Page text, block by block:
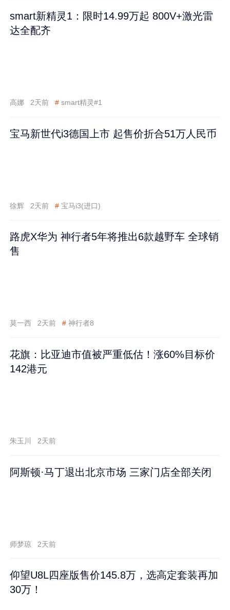
smart新精灵1：限时14.99万起 800V+激光雷
达全配齐
高娜 2天前 # smart精灵#1
宝马新世代i3德国上市 起售价折合51万人民币
徐辉 2天前 # 宝马i3(进口)
路虎X华为 神行者5年将推出6款越野车 全球销
售
莫一西 2天前 # 神行者8
花旗：比亚迪市值被严重低估！涨60%目标价
142港元
朱玉川 2天前
阿斯顿·马丁退出北京市场 三家门店全部关闭
师梦琼 2天前
仰望U8L四座版售价145.8万，选高定套装再加
30万！